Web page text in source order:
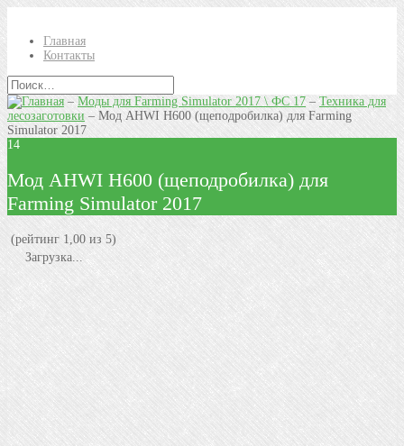
Главная
Контакты
–Моды для Farming Simulator 2017 \ ФС 17– Техника для
лесозаготовки – Мод AHWI H600 (щеподробилка) для Farming
Simulator 2017
14
Мод AHWI H600 (щеподробилка) для
Farming Simulator 2017
(рейтинг 1,00 из 5)
Загрузка...